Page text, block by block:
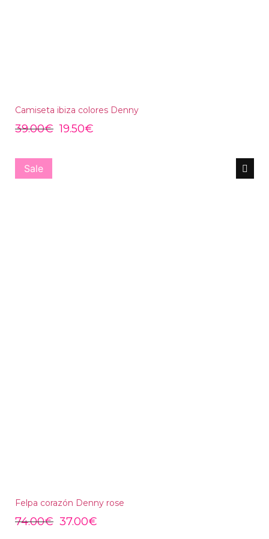
Camiseta ibiza colores Denny
39.00€ 19.50€
Sale
Felpa corazón Denny rose
74.00€ 37.00€